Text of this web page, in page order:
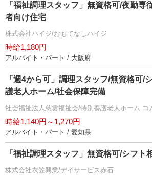
「福祉調理スタッフ」無資格可/夜勤専
者向け住宅
株式会社ハイジ/おもてなしハイジ
時給1,180円
アルバイト・パート / 大阪府
「週4から可」調理スタッフ/無資格可/
護老人ホーム/社会保障完備
社会福祉法人慈雲福祉会/特別養護老人ホーム コ
時給1,140円～1,270円
アルバイト・パート / 愛知県
「福祉調理スタッフ」無資格可/シフト
株式会社衣笠興業/デイサービス赤石